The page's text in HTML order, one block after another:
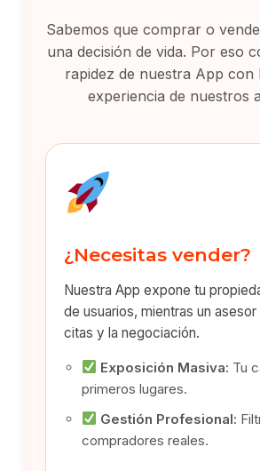
Sabemos que comprar o
una decisión de vida. Por eso
rapidez de nuestra App con
experiencia de nuestros
¿Necesitas vender?
Nuestra App expone tu
de usuarios, mientras un
citas y la negociación.
Exposición Masiva: Tu
primeros lugares.
Gestión Profesional:
compradores reales.